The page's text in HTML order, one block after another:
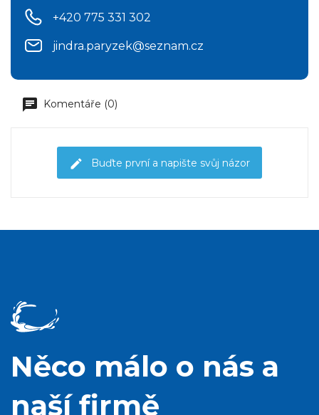
+420 775 331 302
jindra.paryzek@seznam.cz
Komentáře (0)
Buďte první a napište svůj názor
Něco málo o nás a
naší firmě